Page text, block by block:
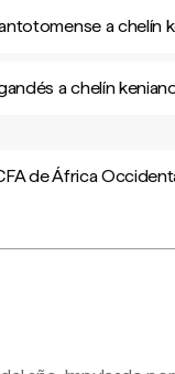
a chelín
a chelín
de África